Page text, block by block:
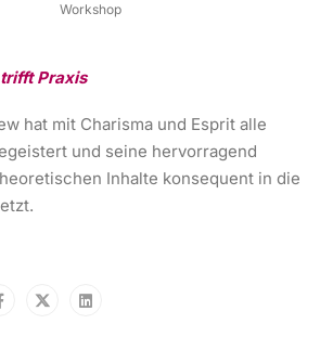
Workshop
Praxis
hat mit Charisma und Esprit alle
und seine hervorragend
Inhalte konsequent in die